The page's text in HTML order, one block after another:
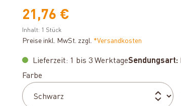
21,76 €
Inhalt: 1 Stück
Preise inkl. MwSt. zzgl. *Versandkosten
Lieferzeit: 1 bis 3 WerktageSendungsart:
Farbe